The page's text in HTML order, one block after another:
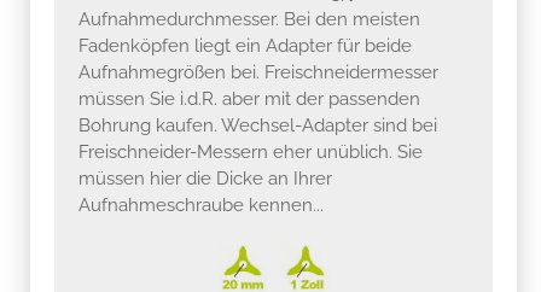
Aufnahmedurchmesser. Bei den meisten
Fadenköpfen liegt ein Adapter für beide
Aufnahmegrößen bei. Freischneidermesser
müssen Sie i.d.R. aber mit der passenden
Bohrung kaufen. Wechsel-Adapter sind bei
Freischneider-Messern eher unüblich. Sie
müssen hier die Dicke an Ihrer
Aufnahmeschraube kennen...